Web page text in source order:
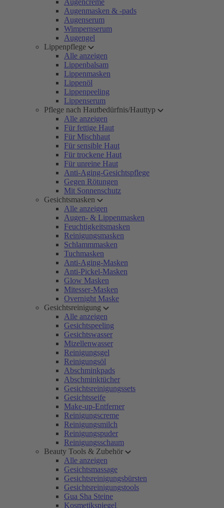
Augencreme
Augenmasken & -pads
Augenserum
Wimpernserum
Augengel
Lippenpflege
Alle anzeigen
Lippenbalsam
Lippenmasken
Lippenöl
Lippenpeeling
Lippenserum
Pflege nach Hautbedürfnis/Hauttyp
Alle anzeigen
Für fettige Haut
Für Mischhaut
Für sensible Haut
Für trockene Haut
Für unreine Haut
Anti-Aging-Gesichtspflege
Gegen Rötungen
Mit Sonnenschutz
Gesichtsmasken
Alle anzeigen
Augen- & Lippenmasken
Feuchtigkeitsmasken
Reinigungsmasken
Schlammmasken
Tuchmasken
Anti-Aging-Masken
Anti-Pickel-Masken
Glow Masken
Mitesser-Masken
Overnight Maske
Gesichtsreinigung
Alle anzeigen
Gesichtspeeling
Gesichtswasser
Mizellenwasser
Reinigungsgel
Reinigungsöl
Abschminkpads
Abschminktücher
Gesichtsreinigungssets
Gesichtsseife
Make-up-Entferner
Reinigungscreme
Reinigungsmilch
Reinigungspuder
Reinigungsschaum
Beauty Tools & Zubehör
Alle anzeigen
Gesichtsmassage
Gesichtsreinigungsbürsten
Gesichtsreinigungstools
Gua Sha Steine
Kosmetikspiegel